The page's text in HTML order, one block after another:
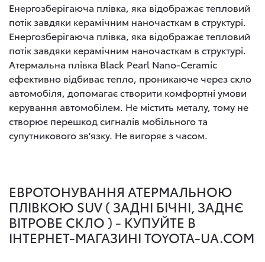
Енергозберігаюча плівка, яка відображає тепловий
потік завдяки керамічним наночасткам в структурі.
Енергозберігаюча плівка, яка відображає тепловий
потік завдяки керамічним наночасткам в структурі.
Атермальна плівка Black Pearl Nano-Ceramic
ефективно відбиває тепло, проникаюче через скло
автомобіля, допомагає створити комфортні умови
керування автомобілем. Не містить металу, тому не
створює перешкод сигналів мобільного та
супутникового зв'язку. Не вигоряє з часом.
ЕВРОТОНУВАННЯ АТЕРМАЛЬНОЮ
ПЛІВКОЮ SUV ( ЗАДНІ БІЧНІ, ЗАДНЄ
ВІТРОВЕ СКЛО ) - КУПУЙТЕ В
ІНТЕРНЕТ-МАГАЗИНІ TOYOTA-UA.COM